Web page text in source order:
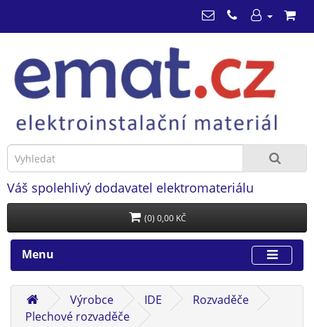
Váš spolehlivý dodavatel elektromateriálu
(0) 0,00 KČ
Menu
Výrobce IDE
Rozvaděče
Plechové rozvaděče